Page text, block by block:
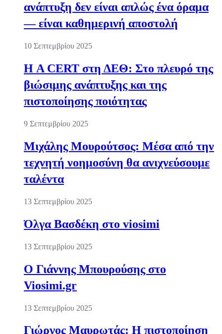
ανάπτυξη δεν είναι απλώς ένα όραμα
— είναι καθημερινή αποστολή
10 Σεπτεμβρίου 2025
Η A CERT στη ΔΕΘ: Στο πλευρό της
βιώσιμης ανάπτυξης και της
πιστοποίησης ποιότητας
9 Σεπτεμβρίου 2025
Μιχάλης Μουρούτσος: Μέσα από την
τεχνητή νοημοσύνη θα ανιχνεύσουμε
ταλέντα
13 Σεπτεμβρίου 2025
Όλγα Βασδέκη στο viosimi
13 Σεπτεμβρίου 2025
Ο Γιάννης Μπουρούσης στο
Viosimi.gr
13 Σεπτεμβρίου 2025
Γιώργος Μαυρωτάς: Η πιστοποίηση